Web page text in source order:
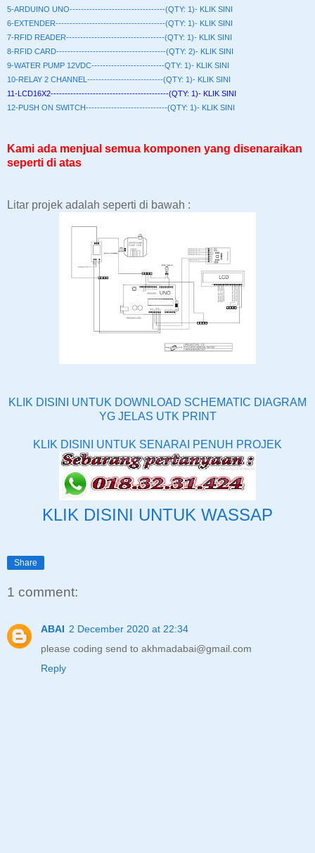
5-ARDUINO UNO----------------------------------(QTY: 1)- KLIK SINI
6-EXTENDER---------------------------------------(QTY: 1)- KLIK SINI
7-RFID READER-----------------------------------(QTY: 1)- KLIK SINI
8-RFID CARD---------------------------------------(QTY: 2)- KLIK SINI
9-WATER PUMP 12VDC--------------------------QTY: 1)- KLIK SINI
10-RELAY 2 CHANNEL---------------------------(QTY: 1)- KLIK SINI
11-LCD16X2------------------------------------------(QTY: 1)- KLIK SINI
12-PUSH ON SWITCH-----------------------------(QTY: 1)- KLIK SINI
Kami ada menjual semua komponen yang disenaraikan
seperti di atas
Litar projek adalah seperti di bawah :
KLIK DISINI UNTUK DOWNLOAD SCHEMATIC DIAGRAM
YG JELAS UTK PRINT
KLIK DISINI UNTUK SENARAI PENUH PROJEK
KLIK DISINI UNTUK WASSAP
Share
1 comment:
ABAI 2 December 2020 at 22:34
please coding send to akhmadabai@gmail.com
Reply